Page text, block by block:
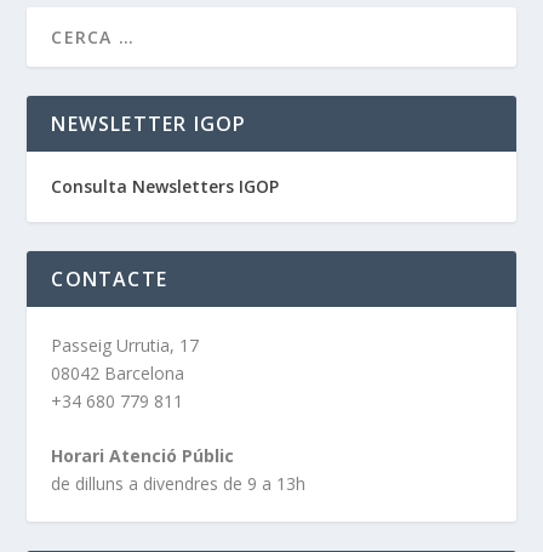
NEWSLETTER IGOP
Consulta Newsletters IGOP
CONTACTE
Passeig Urrutia, 17
08042 Barcelona
+34 680 779 811
Horari Atenció Públic
de dilluns a divendres de 9 a 13h